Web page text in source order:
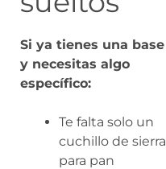
Si ya tienes una base
y necesitas algo
específico:
Te falta solo un
cuchillo de sierra
para pan